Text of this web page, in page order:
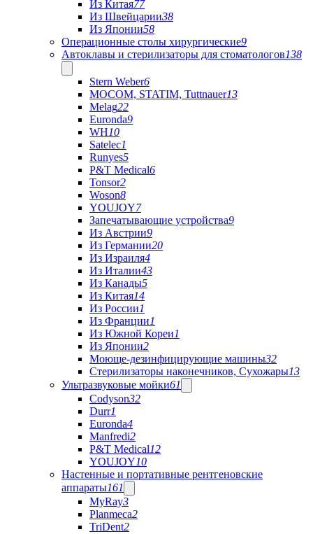
Из Китая77
Из Швейцарии38
Из Японии58
Операционные столы хирургические9
Автоклавы и стерилизаторы для стоматологов138
Stern Weber6
MOCOM, STATIM, Tuttnauer13
Melag22
Euronda9
WH10
Satelec1
Runyes5
P&T Medical6
Tonsor2
Woson8
YOUJOY7
Запечатывающие устройства9
Из Австрии9
Из Германии20
Из Израиля4
Из Италии43
Из Канады5
Из Китая14
Из России1
Из Франции1
Из Южной Кореи1
Из Японии2
Моюще-дезинфицирующие машины32
Стерилизаторы наконечников, Сухожары13
Ультразвуковые мойки61
Codyson32
Durr1
Euronda4
Manfredi2
P&T Medical12
YOUJOY10
Настенные и портативные рентгеновские
аппараты161
MyRay3
Planmeca2
TriDent2